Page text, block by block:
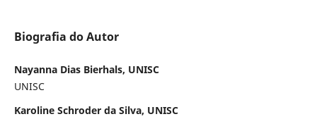
Biografia do Autor
Nayanna Dias Bierhals, UNISC
UNISC
Karoline Schroder da Silva, UNISC